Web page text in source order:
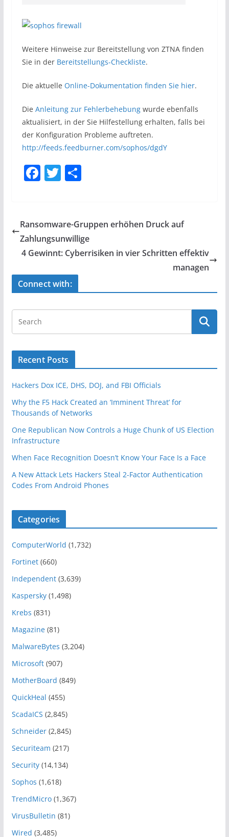
Weitere Hinweise zur Bereitstellung von ZTNA finden
Sie in der Bereitstellungs-Checkliste.
Die aktuelle Online-Dokumentation finden Sie hier.
Die Anleitung zur Fehlerbehebungwurde ebenfalls
aktualisiert, in der Sie Hilfestellung erhalten, falls bei
der Konfiguration Probleme auftreten.
http://feeds.feedburner.com/sophos/dgdY
F
e
b
o
o
k
T
er
S
e
Ransomware-Gruppen erhöhen Druck auf
Zahlungsunwillige
4 Gewinnt: Cyberrisiken in vier Schritten effektiv
managen
Connect with:
Recent Posts
Hackers Dox ICE, DHS, DOJ, and FBI Officials
Why the F5 Hack Created an ‘Imminent Threat’ for
Thousands of Networks
One Republican Now Controls a Huge Chunk of US Election
Infrastructure
When Face Recognition Doesn’t Know Your Face Is a Face
A New Attack Lets Hackers Steal 2-Factor Authentication
Codes From Android Phones
Categories
ComputerWorld (1,732)
Fortinet(660)
Independent(3,639)
Kaspersky(1,498)
Krebs (831)
Magazine(81)
MalwareBytes (3,204)
Microsoft(907)
MotherBoard (849)
QuickHeal (455)
ScadaICS (2,845)
Schneider(2,845)
Securiteam (217)
Security(14,134)
Sophos (1,618)
TrendMicro(1,367)
VirusBulletin (81)
Wired (3,485)